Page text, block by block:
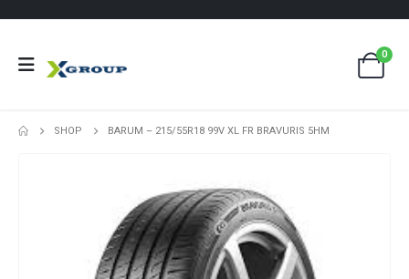
0
SHOP BARUM – 215/55R18 99V XL FR BRAVURIS 5HM